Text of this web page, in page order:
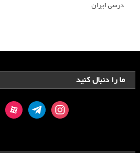
درسی ایران
ما را دنبال کنید
instagram
telegram
aparat